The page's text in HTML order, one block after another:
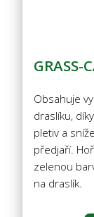
GRASS-
Obsahuje
draslíku,
pletiv a
předjaří.
zelenou
na draslík.